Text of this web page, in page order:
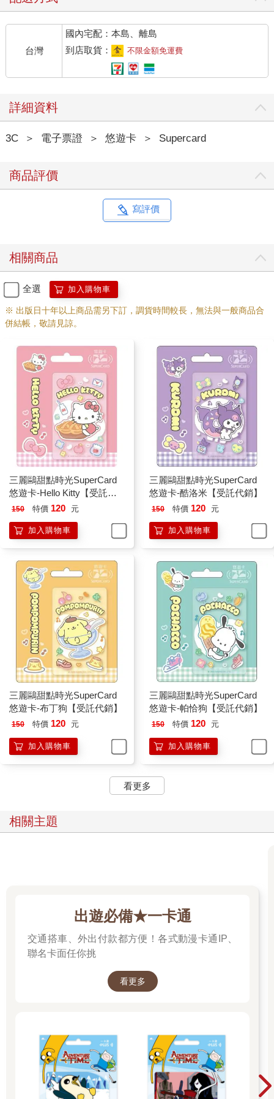
台灣
國內宅配：本島、離島
到店取貨：
不限金額免運費
詳細資料
3C ＞ 電子票證 ＞ 悠遊卡 ＞ Supercard
商品評價
寫評價
相關商品
全選 加入購物車
※ 出版日十年以上商品需另下訂，調貨時間較長，無法與一般商品合
併結帳，敬請見諒。
三麗鷗甜點時光SuperCard
悠遊卡-Hello Kitty【受託代
銷】
150 特價 120 元
加入購物車
三麗鷗甜點時光SuperCard
悠遊卡-酷洛米【受託代銷】
150 特價 120 元
加入購物車
三麗鷗甜點時光SuperCard
悠遊卡-布丁狗【受託代銷】
150 特價 120 元
加入購物車
三麗鷗甜點時光SuperCard
悠遊卡-帕恰狗【受託代銷】
150 特價 120 元
加入購物車
看更多
相關主題
出遊必備★一卡通
交通搭車、外出付款都方便！各式動漫卡通IP、
聯名卡面任你挑
看更多